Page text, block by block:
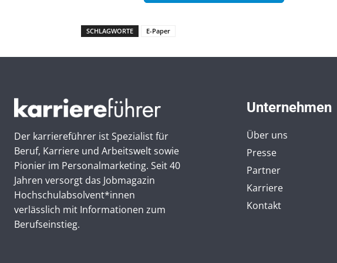
SCHLAGWORTE E-Paper
Der karriereführer ist Spezialist für
Beruf, Karriere und Arbeitswelt sowie
Pionier im Personal­marketing. Seit 40
Jahren versorgt das Jobmagazin
Hochschul­absolvent*innen
verlässlich mit Informationen zum
Berufseinstieg.
Unternehmen
Über uns
Presse
Partner
Karriere
Kontakt